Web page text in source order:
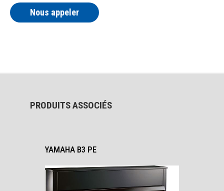
Nous appeler
PRODUITS ASSOCIÉS
YAMAHA B3 PE